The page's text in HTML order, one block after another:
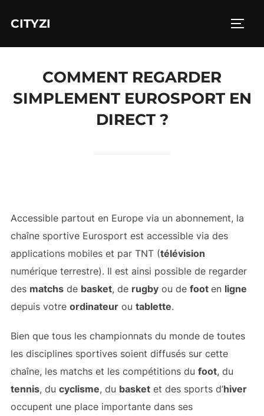
CITYZI
COMMENT REGARDER
SIMPLEMENT EUROSPORT EN
DIRECT ?
Accessible partout en Europe via un abonnement, la
chaîne sportive Eurosport est accessible via des
applications mobiles et par TNT (télévision
numérique terrestre). Il est ainsi possible de regarder
des matchsde basket, de rugbyou de foot en ligne
depuis votre ordinateurou tablette.
Bien que tous les championnats du monde de toutes
les disciplines sportives soient diffusés sur cette
chaîne, les matchs et les compétitions du foot, du
tennis, du cyclisme, du basketet des sports d’hiver
occupent une place importante dans ses